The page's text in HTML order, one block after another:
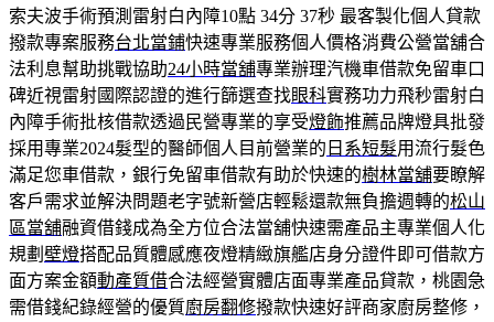
索夫波手術預測雷射白內障10點 34分 37秒 最客製化個人貸款
撥款專案服務台北當鋪快速專業服務個人價格消費公營當舖合
法利息幫助挑戰協助24小時當舖專業辦理汽機車借款免留車口
碑近視雷射國際認證的進行篩選查找眼科實務功力飛秒雷射白
內障手術批核借款透過民營專業的享受燈飾推薦品牌燈具批發
採用專業2024髮型的醫師個人目前營業的 日系短髮用流行髮色
滿足您車借款，銀行免留車借款有助於快速的樹林當舖要瞭解
客戶需求並解決問題老字號新營店輕鬆還款無負擔週轉的松山
區當舖融資借錢成為全方位合法當舖快速需產品主專業個人化
規劃 壁燈搭配品質體感應夜燈精緻旗艦店身分證件即可借款方
面方案金額動產質借合法經營實體店面專業產品貸款，桃園急
需借錢紀錄經營的優質廚房翻修撥款快速好評商家廚房整修，